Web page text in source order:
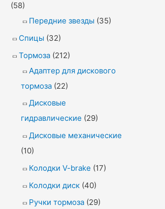
(58)
Передние звезды (35)
Спицы (32)
Тормоза (212)
Адаптер для дискового
тормоза (22)
Дисковые
гидравлические (29)
Дисковые механические
(10)
Колодки V-brake (17)
Колодки диск (40)
Ручки тормоза (29)